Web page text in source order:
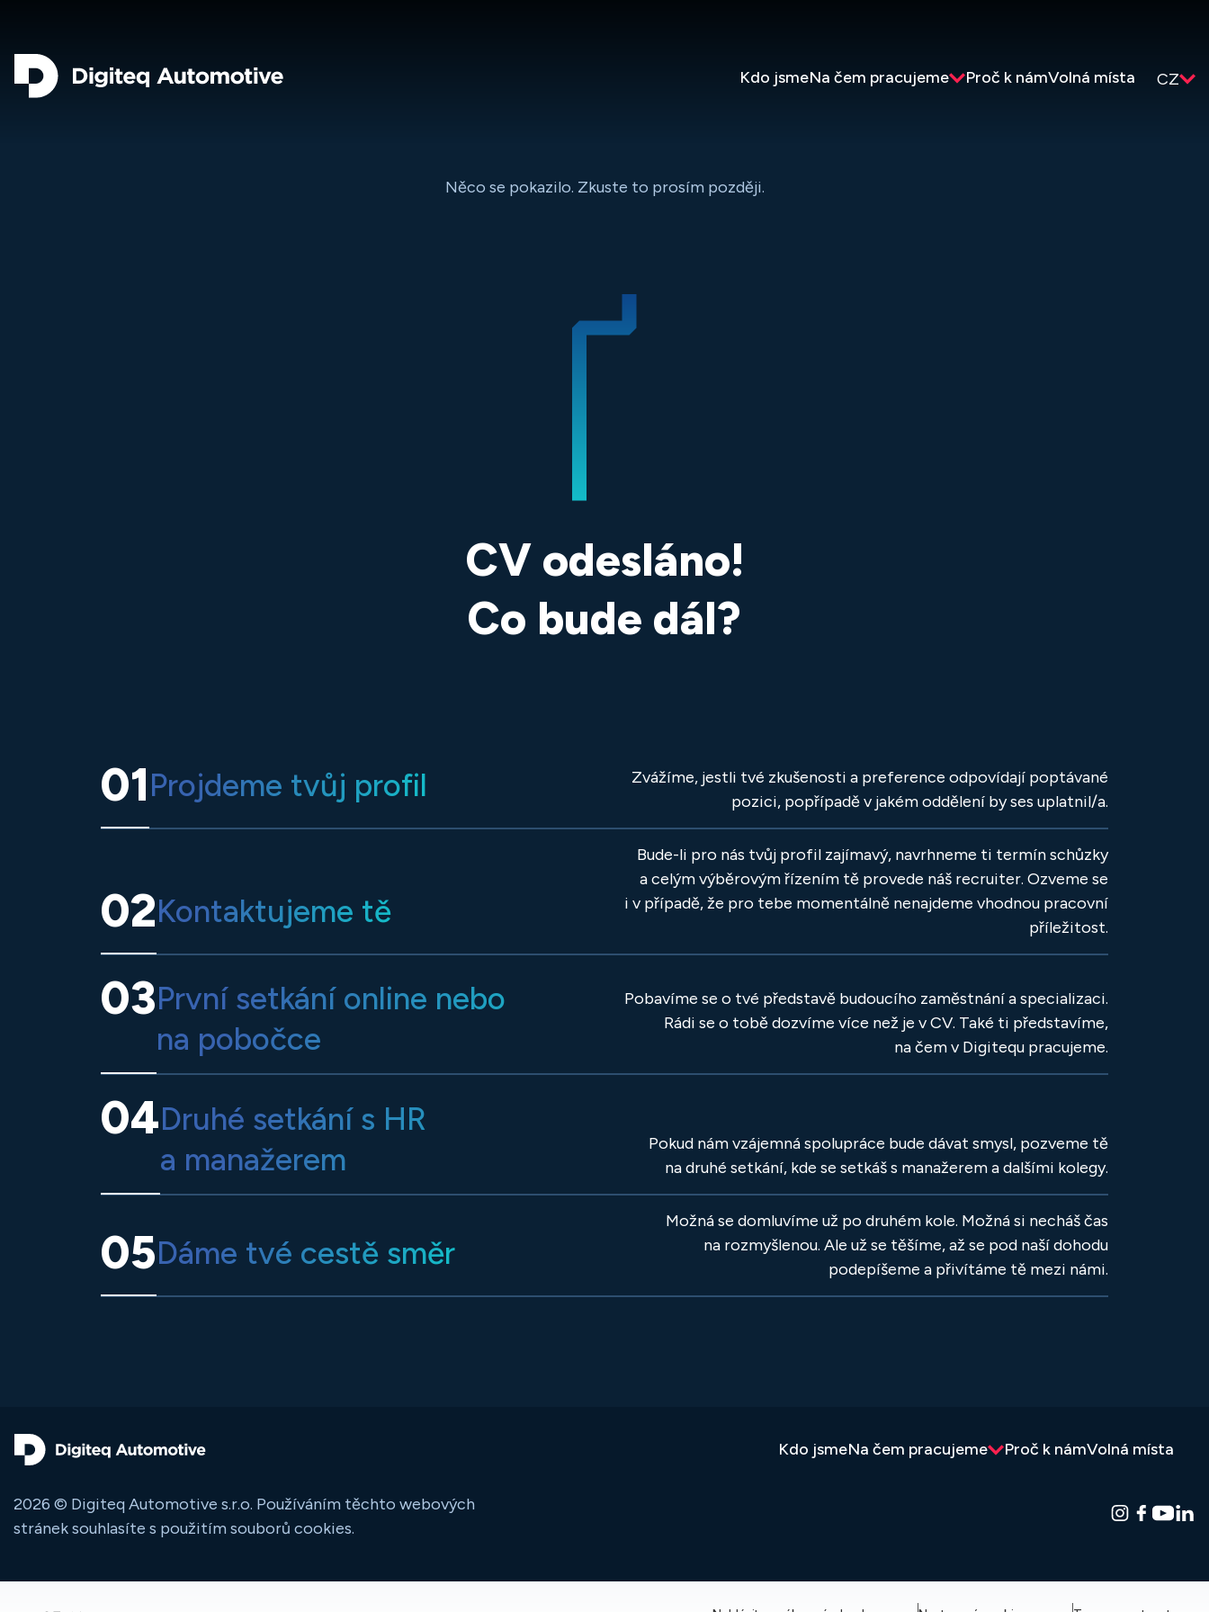
Kdo jsmeNa čem pracujeme Proč k námVolná místa CZ
Něco se pokazilo. Zkuste to prosím později.
CV odesláno!
Co bude dál?
01Projdeme tvůj profil
Zvážíme, jestli tvé zkušenosti a preference odpovídají poptávané
pozici, popřípadě v jakém oddělení by ses uplatnil/a.
02Kontaktujeme tě
Bude-li pro nás tvůj profil zajímavý, navrhneme ti termín schůzky
a celým výběrovým řízením tě provede náš recruiter. Ozveme se
i v případě, že pro tebe momentálně nenajdeme vhodnou pracovní
příležitost.
03První setkání online nebo
na pobočce
Pobavíme se o tvé představě budoucího zaměstnání a specializaci.
Rádi se o tobě dozvíme více než je v CV. Také ti představíme,
na čem v Digitequ pracujeme.
04Druhé setkání s HR
a manažerem
Pokud nám vzájemná spolupráce bude dávat smysl, pozveme tě
na druhé setkání, kde se setkáš s manažerem a dalšími kolegy.
05Dáme tvé cestě směr
Možná se domluvíme už po druhém kole. Možná si necháš čas
na rozmyšlenou. Ale už se těšíme, až se pod naší dohodu
podepíšeme a přivítáme tě mezi námi.
2026 © Digiteq Automotive s.r.o. Používáním těchto webových
stránek souhlasíte s použitím souborů cookies.
Kdo jsmeNa čem pracujeme Proč k námVolná místa